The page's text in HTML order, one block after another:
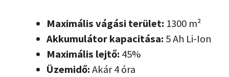
Maximális vágási terület: 1300 m²
Akkumulátor kapacitása: 5 Ah Li-Ion
Maximális lejtő: 45%
Üzemidő:Akár 4 óra